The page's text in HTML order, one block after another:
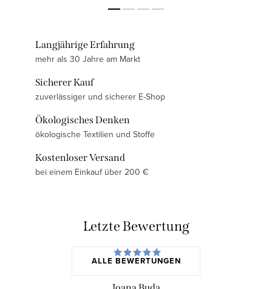
Langjährige Erfahrung
mehr als 30 Jahre am Markt
Sicherer Kauf
zuverlässiger und sicherer E-Shop
Ökologisches Denken
ökologische Textilien und Stoffe
Kostenloser Versand
bei einem Einkauf über 200 €
Letzte Bewertung
ALLE BEWERTUNGEN